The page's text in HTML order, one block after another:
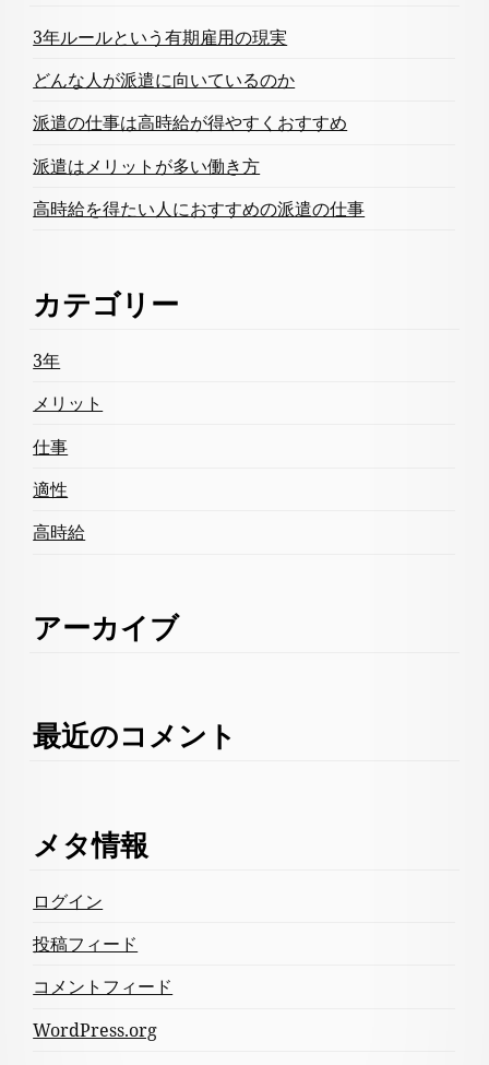
3年ルールという有期雇用の現実
どんな人が派遣に向いているのか
派遣の仕事は高時給が得やすくおすすめ
派遣はメリットが多い働き方
高時給を得たい人におすすめの派遣の仕事
カテゴリー
3年
メリット
仕事
適性
高時給
アーカイブ
最近のコメント
メタ情報
ログイン
投稿フィード
コメントフィード
WordPress.org